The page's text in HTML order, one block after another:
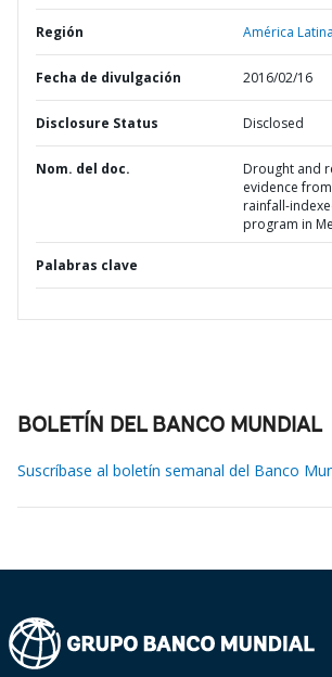
Región América
Fecha de divulgación 2016/02/16
Disclosure Status Disclosed
Nom. del doc.
Drought and
evidence
rainfall-
program in
Palabras clave
BOLETÍN DEL BANCO MUNDIAL
Suscríbase al boletín semanal del Banco